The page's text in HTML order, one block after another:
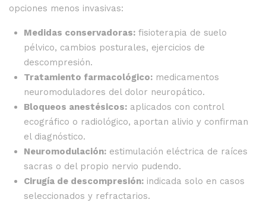
opciones menos invasivas:
Medidas conservadoras: fisioterapia de suelo
pélvico, cambios posturales, ejercicios de
descompresión.
Tratamiento farmacológico: medicamentos
neuromoduladores del dolor neuropático.
Bloqueos anestésicos: aplicados con control
ecográfico o radiológico, aportan alivio y confirman
el diagnóstico.
Neuromodulación: estimulación eléctrica de raíces
sacras o del propio nervio pudendo.
Cirugía de descompresión: indicada solo en casos
seleccionados y refractarios.